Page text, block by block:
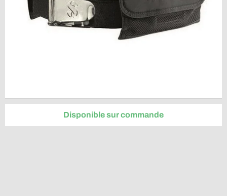
Disponible sur commande